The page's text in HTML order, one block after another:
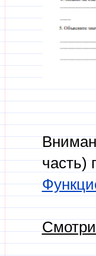
часть)